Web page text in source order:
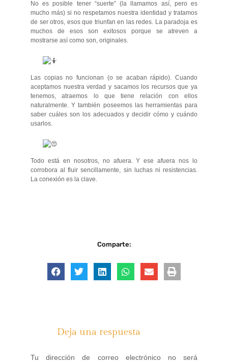
No es posible tener “suerte” (la llamamos así, pero es
mucho más) si no respetamos nuestra identidad y tratamos
de ser otros, esos que triunfan en las redes. La paradoja es
muchos de esos son exitosos porque se atreven a
mostrarse así como son, originales.
Las copias no funcionan (o se acaban rápido). Cuando
aceptamos nuestra verdad y sacamos los recursos que ya
tenemos, atraemos lo que tiene relación con ellos
naturalmente. Y también poseemos las herramientas para
saber cuáles son los adecuados y decidir cómo y cuándo
usarlos.
Todo está en nosotros, no afuera. Y ese afuera nos lo
corrobora al fluir sencillamente, sin luchas ni resistencias.
La conexión es la clave.
Comparte:
Deja una respuesta
Tu dirección de correo electrónico no será